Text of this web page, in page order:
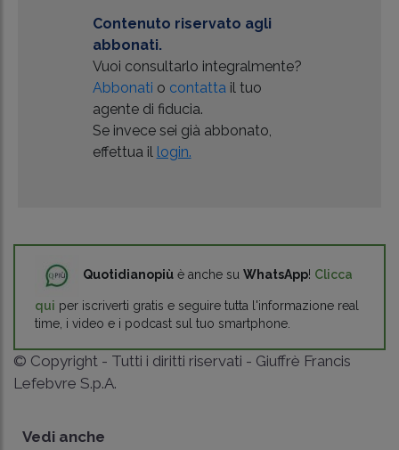
Contenuto riservato agli
abbonati.
Vuoi consultarlo integralmente?
Abbonati o contatta il tuo
agente di fiducia.
Se invece sei già abbonato,
effettua il login.
Quotidianopiù è anche su WhatsApp! Clicca
qui per iscriverti gratis e seguire tutta l'informazione real
time, i video e i podcast sul tuo smartphone.
© Copyright - Tutti i diritti riservati - Giuffrè Francis
Lefebvre S.p.A.
Vedi anche